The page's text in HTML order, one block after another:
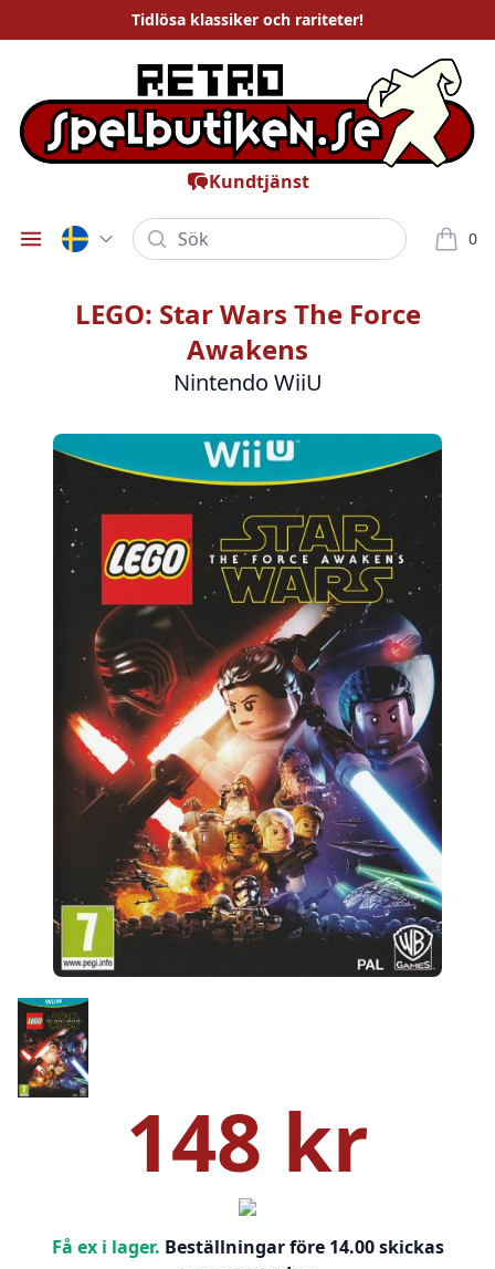
Tidlösa klassiker och rariteter!
Kundtjänst
Öppna meny
Sök 0
varor i
LEGO: Star Wars The Force
Awakens
Nintendo WiiU
Bilder
148 kr
Få ex i lager. Beställningar före 14.00 skickas